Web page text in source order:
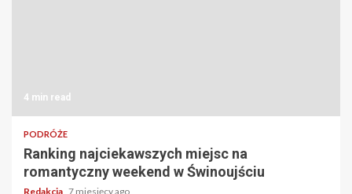
4 min read
PODRÓŻE
Ranking najciekawszych miejsc na
romantyczny weekend w Świnoujściu
Redakcja 7 miesięcy ago